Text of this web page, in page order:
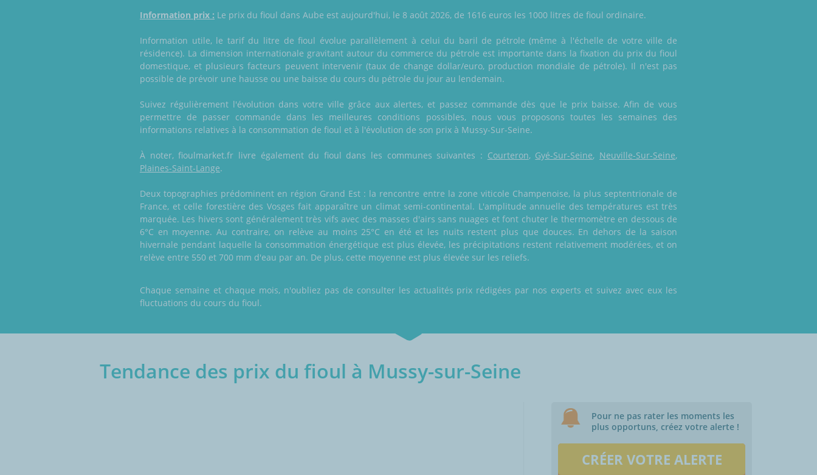
Information prix : Le prix du fioul dans Aube est aujourd'hui, le 8 août 2026, de 1616 euros les 1000 litres de fioul ordinaire.
Information utile, le tarif du litre de fioul évolue parallèlement à celui du baril de pétrole (même à l'échelle de votre ville de
résidence). La dimension internationale gravitant autour du commerce du pétrole est importante dans la fixation du prix du fioul
domestique, et plusieurs facteurs peuvent intervenir (taux de change dollar/euro, production mondiale de pétrole). Il n'est pas
possible de prévoir une hausse ou une baisse du cours du pétrole du jour au lendemain.
Suivez régulièrement l'évolution dans votre ville grâce aux alertes, et passez commande dès que le prix baisse. Afin de vous
permettre de passer commande dans les meilleures conditions possibles, nous vous proposons toutes les semaines des
informations relatives à la consommation de fioul et à l'évolution de son prix à Mussy-Sur-Seine.
À noter, fioulmarket.fr livre également du fioul dans les communes suivantes : Courteron, Gyé-Sur-Seine, Neuville-Sur-Seine,
Plaines-Saint-Lange.
Deux topographies prédominent en région Grand Est : la rencontre entre la zone viticole Champenoise, la plus septentrionale de
France, et celle forestière des Vosges fait apparaître un climat semi-continental. L'amplitude annuelle des températures est très
marquée. Les hivers sont généralement très vifs avec des masses d'airs sans nuages et font chuter le thermomètre en dessous de
6°C en moyenne. Au contraire, on relève au moins 25°C en été et les nuits restent plus que douces. En dehors de la saison
hivernale pendant laquelle la consommation énergétique est plus élevée, les précipitations restent relativement modérées, et on
relève entre 550 et 700 mm d'eau par an. De plus, cette moyenne est plus élevée sur les reliefs.
Chaque semaine et chaque mois, n'oubliez pas de consulter les actualités prix rédigées par nos experts et suivez avec eux les
fluctuations du cours du fioul.
Tendance des prix du fioul à Mussy-sur-Seine
Pour ne pas rater les moments les
plus opportuns, créez votre alerte !
CRÉER VOTRE ALERTE